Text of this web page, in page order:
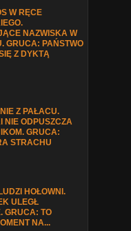
W RĘCE
NAZWISKA W
GRUCA: PAŃSTWO
Z DYKTĄ
Z PAŁACU.
NIE ODPUSZCZA
GRUCA:
STRACHU
HOŁOWNI.
ULEGŁ
GRUCA: TO
NA...